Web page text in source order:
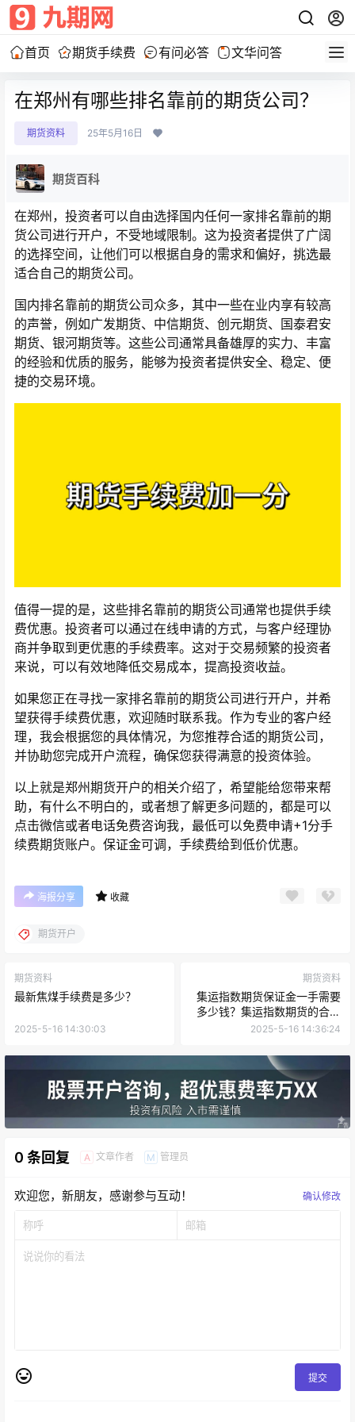
首页 期货手续费 有问必答 文华问答
在郑州有哪些排名靠前的期货公司？
期货资料 25年5月16日
期货百科
在郑州，投资者可以自由选择国内任何一家排名靠前的期
货公司进行开户，不受地域限制。这为投资者提供了广阔
的选择空间，让他们可以根据自身的需求和偏好，挑选最
适合自己的期货公司。
国内排名靠前的期货公司众多，其中一些在业内享有较高
的声誉，例如广发期货、中信期货、创元期货、国泰君安
期货、银河期货等。这些公司通常具备雄厚的实力、丰富
的经验和优质的服务，能够为投资者提供安全、稳定、便
捷的交易环境。
值得一提的是，这些排名靠前的期货公司通常也提供手续
费优惠。投资者可以通过在线申请的方式，与客户经理协
商并争取到更优惠的手续费率。这对于交易频繁的投资者
来说，可以有效地降低交易成本，提高投资收益。
如果您正在寻找一家排名靠前的期货公司进行开户，并希
望获得手续费优惠，欢迎随时联系我。作为专业的客户经
理，我会根据您的具体情况，为您推荐合适的期货公司，
并协助您完成开户流程，确保您获得满意的投资体验。
以上就是郑州期货开户的相关介绍了，希望能给您带来帮
助，有什么不明白的，或者想了解更多问题的，都是可以
点击微信或者电话免费咨询我，最低可以免费申请+1分手
续费期货账户。保证金可调，手续费给到低价优惠。
海报分享 收藏
期货开户
期货资料
最新焦煤手续费是多少？
2025-5-16 14:30:03
期货资料
集运指数期货保证金一手需要
多少钱？集运指数期货的合约
信息
2025-5-16 14:36:24
0 条回复 A 文章作者 M 管理员
欢迎您，新朋友，感谢参与互动！ 确认修改
提交